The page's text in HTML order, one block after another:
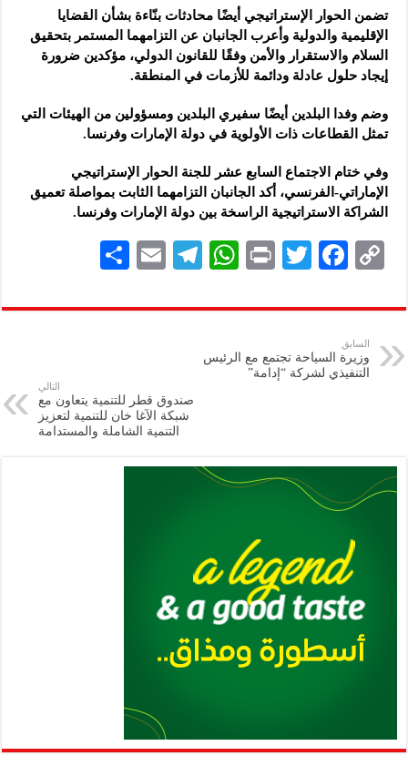
تضمن الحوار الإستراتيجي أيضًا محادثات بنّاءة بشأن القضايا
الإقليمية والدولية وأعرب الجانبان عن التزامهما المستمر بتحقيق
السلام والاستقرار والأمن وفقًا للقانون الدولي، مؤكدين ضرورة
إيجاد حلول عادلة ودائمة للأزمات في المنطقة.
وضم وفدا البلدين أيضًا سفيري البلدين ومسؤولين من الهيئات التي
تمثل القطاعات ذات الأولوية في دولة الإمارات وفرنسا.
وفي ختام الاجتماع السابع عشر للجنة الحوار الإستراتيجي
الإماراتي-الفرنسي، أكد الجانبان التزامهما الثابت بمواصلة تعميق
الشراكة الاستراتيجية الراسخة بين دولة الإمارات وفرنسا.
C
p
y
Li
F
eb
k
T
tt
P
nt
W
at
A
p
Te
gr
E
ai
ar
السابق
وزيرة السياحة تجتمع مع الرئيس
التنفيذي لشركة “إدامة”
التالي
صندوق قطر للتنمية يتعاون مع
شبكة الآغا خان للتنمية لتعزيز
التنمية الشاملة والمستدامة